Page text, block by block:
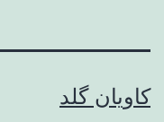
کاویان گلد